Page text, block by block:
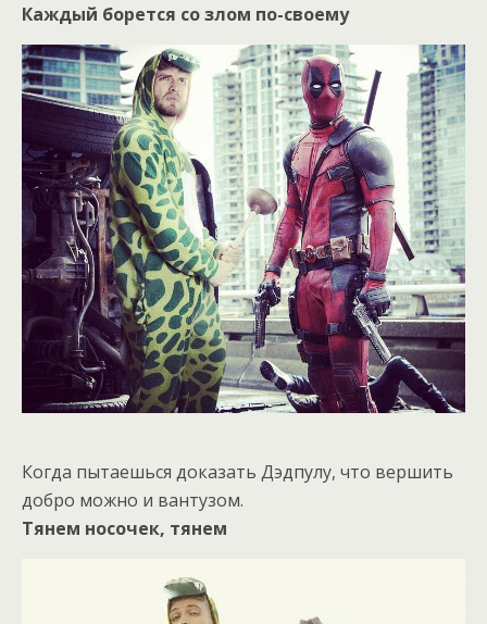
Каждый борется со злом по-своему
Когда пытаешься доказать Дэдпулу, что вершить
добро можно и вантузом.
Тянем носочек, тянем